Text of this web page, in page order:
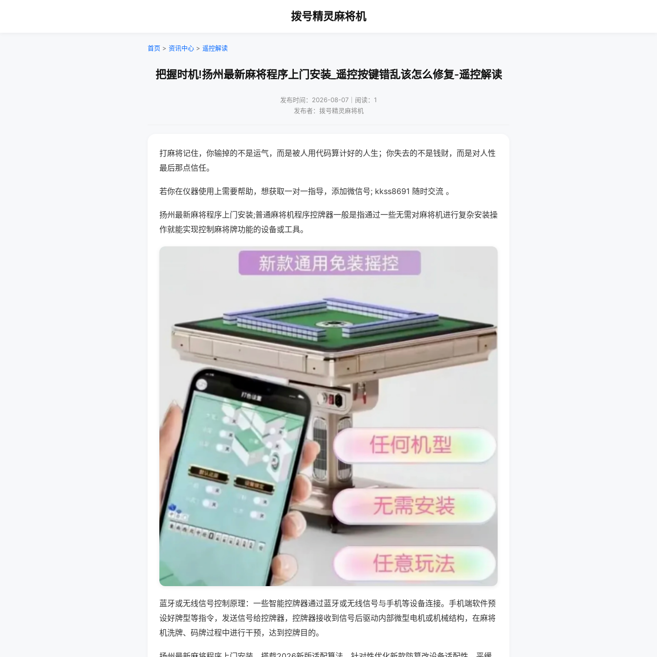
拨号精灵麻将机
首页 > 资讯中心 > 遥控解读
把握时机!扬州最新麻将程序上门安装_遥控按键错乱该怎么修复-遥控解读
发布时间：2026-08-07｜阅读：1
发布者：拨号精灵麻将机
打麻将记住，你输掉的不是运气，而是被人用代码算计好的人生；你失去的不是钱财，而是对人性
最后那点信任。
若你在仪器使用上需要帮助，想获取一对一指导，添加微信号; kkss8691 随时交流 。
扬州最新麻将程序上门安装;普通麻将机程序控牌器一般是指通过一些无需对麻将机进行复杂安装操
作就能实现控制麻将牌功能的设备或工具。
蓝牙或无线信号控制原理：一些智能控牌器通过蓝牙或无线信号与手机等设备连接。手机端软件预
设好牌型等指令，发送信号给控牌器，控牌器接收到信号后驱动内部微型电机或机械结构，在麻将
机洗牌、码牌过程中进行干预，达到控牌目的。